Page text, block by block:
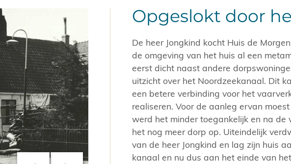
Opgeslokt door
De heer Jongkind kocht Huis de
de omgeving van het huis al een
eerst dicht naast andere
uitzicht over het Noordzeekanaal. Dit
een betere verbinding voor het
realiseren. Voor de aanleg ervan
werd het minder toegankelijk en na
het nog meer dorp op. Uiteindelijk
van de heer Jongkind en lag zijn huis
kanaal en nu dus aan het einde van